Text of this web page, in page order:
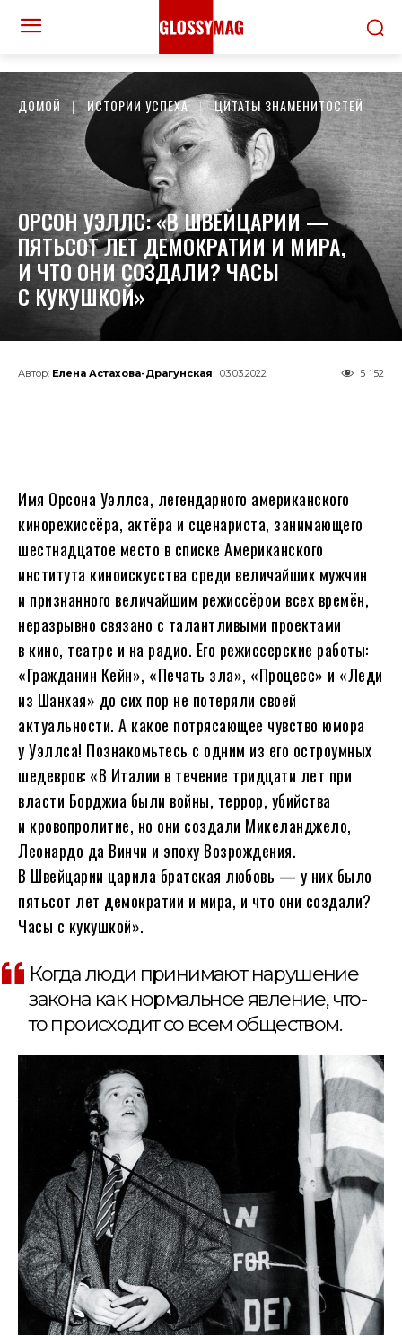
ДОМОЙ ИСТОРИИ УСПЕХА ЦИТАТЫ ЗНАМЕНИТОСТЕЙ
ОРСОН УЭЛЛС: «В ШВЕЙЦАРИИ —
ПЯТЬСОТ ЛЕТ ДЕМОКРАТИИ И МИРА,
И ЧТО ОНИ СОЗДАЛИ? ЧАСЫ
С КУКУШКОЙ»
Автор: Елена Астахова-Драгунская 03.03.2022 5 152
Имя Орсона Уэллса, легендарного американского
кинорежиссёра, актёра и сценариста, занимающего
шестнадцатое место в списке Американского
института киноискусства среди величайших мужчин
и признанного величайшим режиссёром всех времён,
неразрывно связано с талантливыми проектами
в кино, театре и на радио. Его режиссерские работы:
«Гражданин Кейн», «Печать зла», «Процесс» и «Леди
из Шанхая» до сих пор не потеряли своей
актуальности. А какое потрясающее чувство юмора
у Уэллса! Познакомьтесь с одним из его остроумных
шедевров: «В Италии в течение тридцати лет при
власти Борджиа были войны, террор, убийства
и кровопролитие, но они создали Микеланджело,
Леонардо да Винчи и эпоху Возрождения.
В Швейцарии царила братская любовь — у них было
пятьсот лет демократии и мира, и что они создали?
Часы с кукушкой».
Когда люди принимают нарушение
закона как нормальное явление, что-
то происходит со всем обществом.